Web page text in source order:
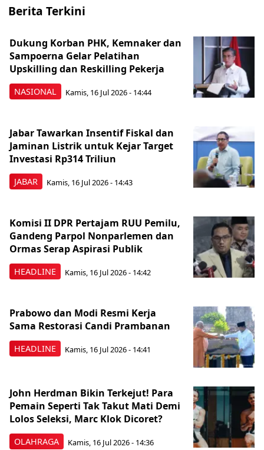
Berita Terkini
NASIONAL
Dukung Korban PHK, Kemnaker dan
Sampoerna Gelar Pelatihan
Upskilling dan Reskilling Pekerja
Kamis, 16 Jul 2026 - 14:44
JABAR
Jabar Tawarkan Insentif Fiskal dan
Jaminan Listrik untuk Kejar Target
Investasi Rp314 Triliun
Kamis, 16 Jul 2026 - 14:43
HEADLINE
Komisi II DPR Pertajam RUU Pemilu,
Gandeng Parpol Nonparlemen dan
Ormas Serap Aspirasi Publik
Kamis, 16 Jul 2026 - 14:42
HEADLINE
Prabowo dan Modi Resmi Kerja
Sama Restorasi Candi Prambanan
Kamis, 16 Jul 2026 - 14:41
OLAHRAGA
John Herdman Bikin Terkejut! Para
Pemain Seperti Tak Takut Mati Demi
Lolos Seleksi, Marc Klok Dicoret?
Kamis, 16 Jul 2026 - 14:36